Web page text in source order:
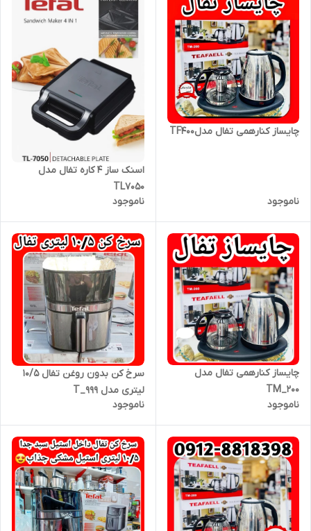
چایساز کنارهمی تفال مدلTF400
ناموجود
اسنک ساز ۴ کاره تفال مدل
TL7050
ناموجود
چایساز کنارهمی تفال مدل
TM_200
ناموجود
سرخ کن بدون روغن تفال ۱۰/۵
لیتری مدل T_999
ناموجود